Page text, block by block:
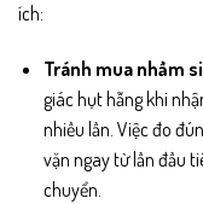
ích:
Tránh mua nhầm
giác hụt hẫng khi
nhiều lần. Việc đo
vặn ngay từ lần đầu
chuyển.